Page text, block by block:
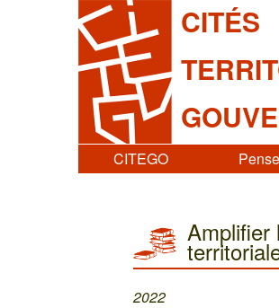
CITÉS
CITEGO
Amplifier
2022